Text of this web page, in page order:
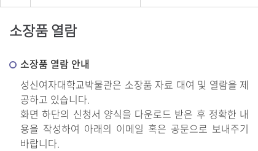
소장품 열람
소장품 열람 안내
성신여자대학교박물관은 소장품 자료 대여 및 열람을 제
공하고 있습니다.
화면 하단의 신청서 양식을 다운로드 받은 후 정확한 내
용을 작성하여 아래의 이메일 혹은 공문으로 보내주기
바랍니다.